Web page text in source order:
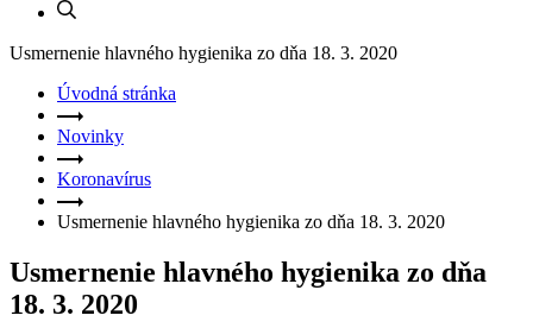
Usmernenie hlavného hygienika zo dňa 18. 3. 2020
Úvodná stránka
Novinky
Koronavírus
Usmernenie hlavného hygienika zo dňa 18. 3. 2020
Usmernenie hlavného hygienika zo dňa
18. 3. 2020